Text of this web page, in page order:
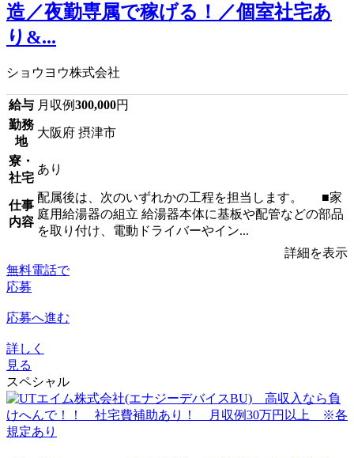
造／夜勤専属で稼げる！／個室社宅あ
り&...
ショウヨウ株式会社
給与 月収例300,000円
勤務
地
大阪府 摂津市
寮・
社宅
あり
仕事
内容
配属後は、次のいずれかの工程を担当します。 ■家
庭用給湯器の組立 給湯器本体に基板や配管などの部品
を取り付け、電動ドライバーやイン...
詳細を表示
無料電話で
応募
応募へ進む
詳しく
見る
スペシャル